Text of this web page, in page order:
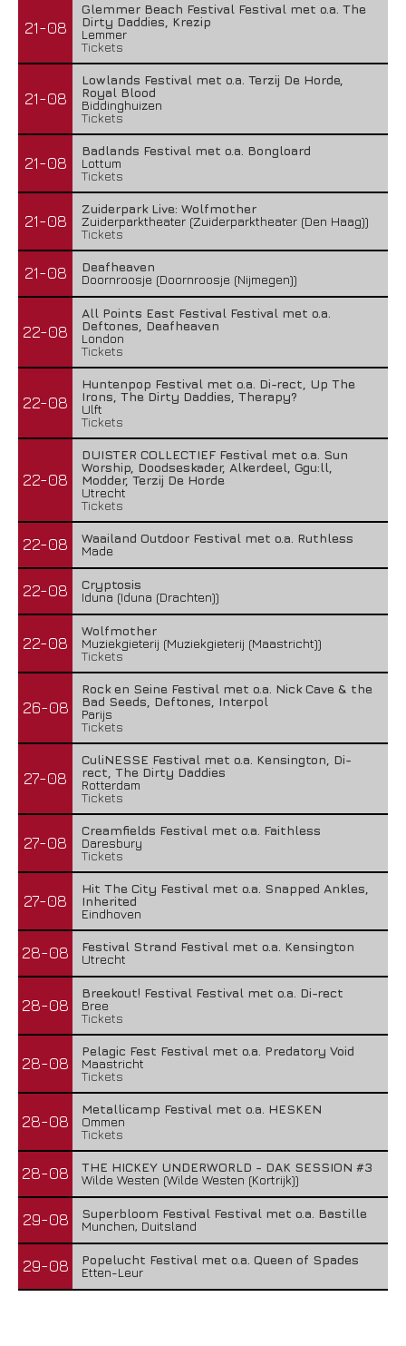
21-08
Glemmer Beach Festival Festival met o.a. The
Dirty Daddies, Krezip
Lemmer
Tickets
21-08
Lowlands Festival met o.a. Terzij De Horde,
Royal Blood
Biddinghuizen
Tickets
21-08
Badlands Festival met o.a. Bongloard
Lottum
Tickets
21-08
Zuiderpark Live: Wolfmother
Zuiderparktheater (Zuiderparktheater (Den Haag))
Tickets
21-08
Deafheaven
Doornroosje (Doornroosje (Nijmegen))
22-08
All Points East Festival Festival met o.a.
Deftones, Deafheaven
London
Tickets
22-08
Huntenpop Festival met o.a. Di-rect, Up The
Irons, The Dirty Daddies, Therapy?
Ulft
Tickets
22-08
DUISTER COLLECTIEF Festival met o.a. Sun
Worship, Doodseskader, Alkerdeel, Ggu:ll,
Modder, Terzij De Horde
Utrecht
Tickets
22-08
Waailand Outdoor Festival met o.a. Ruthless
Made
22-08
Cryptosis
Iduna (Iduna (Drachten))
22-08
Wolfmother
Muziekgieterij (Muziekgieterij (Maastricht))
Tickets
26-08
Rock en Seine Festival met o.a. Nick Cave & the
Bad Seeds, Deftones, Interpol
Parijs
Tickets
27-08
CuliNESSE Festival met o.a. Kensington, Di-
rect, The Dirty Daddies
Rotterdam
Tickets
27-08
Creamfields Festival met o.a. Faithless
Daresbury
Tickets
27-08
Hit The City Festival met o.a. Snapped Ankles,
Inherited
Eindhoven
28-08
Festival Strand Festival met o.a. Kensington
Utrecht
28-08
Breekout! Festival Festival met o.a. Di-rect
Bree
Tickets
28-08
Pelagic Fest Festival met o.a. Predatory Void
Maastricht
Tickets
28-08
Metallicamp Festival met o.a. HESKEN
Ommen
Tickets
28-08
THE HICKEY UNDERWORLD - DAK SESSION #3
Wilde Westen (Wilde Westen (Kortrijk))
29-08
Superbloom Festival Festival met o.a. Bastille
Munchen, Duitsland
29-08
Popelucht Festival met o.a. Queen of Spades
Etten-Leur